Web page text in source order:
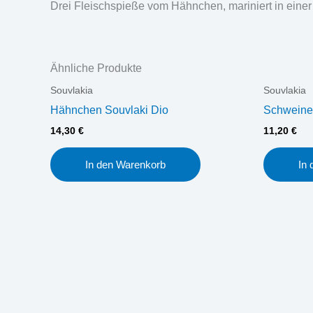
Drei Fleischspieße vom Hähnchen, mariniert in
Ähnliche Produkte
Souvlakia
Hähnchen Souvlaki Dio
14,30 €
In den Warenkorb
Souvlakia
11,20 €
In